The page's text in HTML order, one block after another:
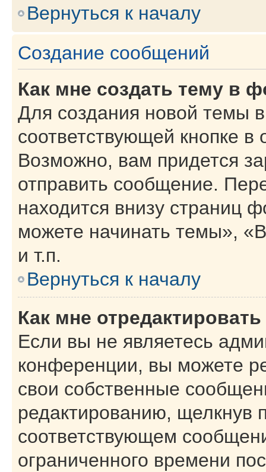
Вернуться к началу
Создание сообщений
Как мне создать тему в
Для создания новой темы
соответствующей кнопке
Возможно, вам придется
отправить сообщение.
находится внизу
можете начинать темы»,
и т.п.
Вернуться к началу
Как мне
Если вы не являетесь
конференции, вы можете
свои собственные
редактированию, щелкнув
соответствующем
ограниченного времени